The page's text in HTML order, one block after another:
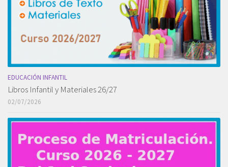
EDUCACIÓN INFANTIL
Libros Infantil y Materiales 26/27
02/07/2026